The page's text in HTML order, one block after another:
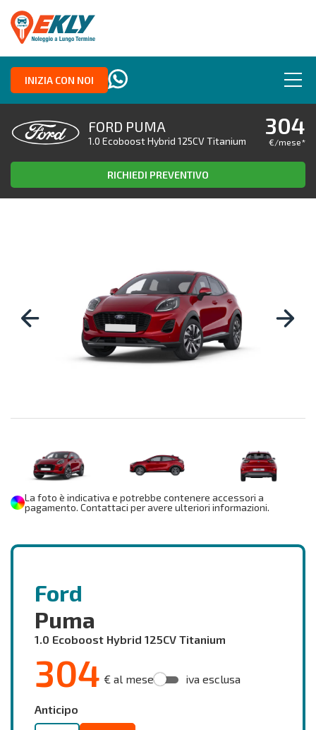
INIZIA CON NOI
FORD PUMA
1.0 Ecoboost Hybrid 125CV Titanium
304
€/mese*
RICHIEDI PREVENTIVO
La foto è indicativa e potrebbe contenere accessori a
pagamento. Contattaci per avere ulteriori informazioni.
Ford
Puma
1.0 Ecoboost Hybrid 125CV Titanium
304 € al mese iva esclusa
Anticipo